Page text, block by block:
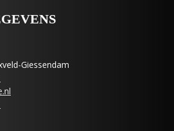
Giessendam